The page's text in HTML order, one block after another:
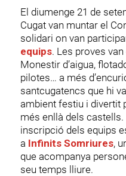
El diumenge 21 de
Cugat van muntar el
solidari on van
equips. Les proves
Monestir d’aigua,
pilotes… a més
santcugatencs que hi
ambient festiu i divertit
més enllà dels castells.
inscripció dels equips
a Infinits Somriures,
que acompanya
seu temps lliure.